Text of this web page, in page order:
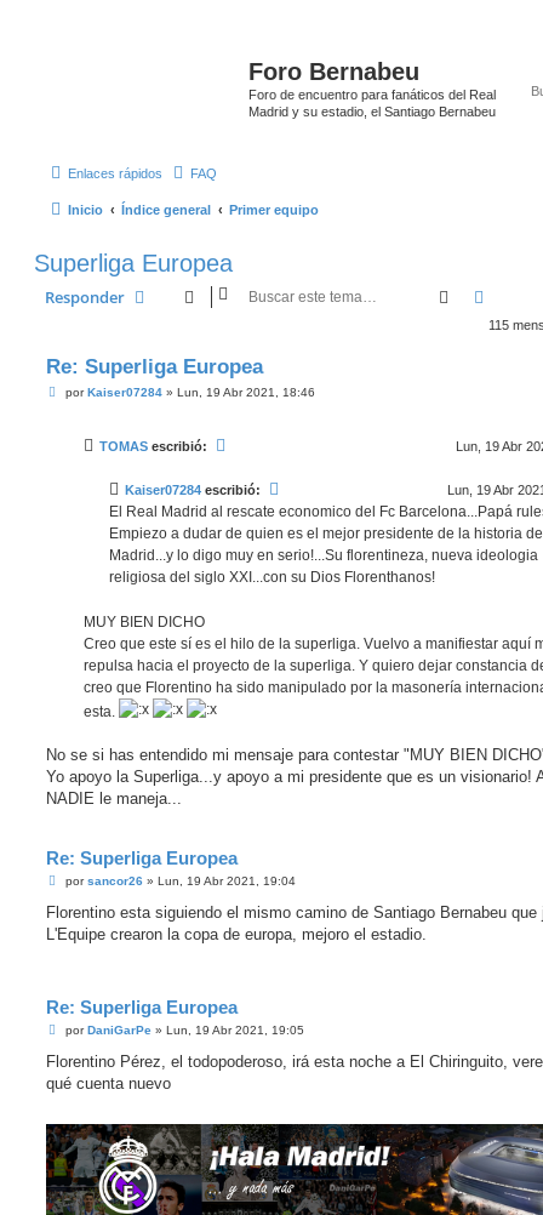
Foro Bernabeu
Foro de encuentro para fanáticos del Real
Madrid y su estadio, el Santiago Bernabeu
Enlaces rápidos FAQ
Inicio Índice general Primer equipo
Superliga Europea
Responder Buscar
115
Re: Superliga Europea
MporKaiser07284» Lun, 19 Abr 2021, 18:46
TOMAS escribió: Lun, 19 Abr
Kaiser07284 escribió: Lun, 19 Abr
El Real Madrid al rescate economico del Fc Barcelona...Papá
Empiezo a dudar de quien es el mejor presidente de la historia
Madrid...y lo digo muy en serio!...Su florentineza, nueva ideologia
religiosa del siglo XXI...con su Dios Florenthanos!
MUY BIEN DICHO
Creo que este sí es el hilo de la superliga. Vuelvo a manifiestar aquí
repulsa hacia el proyecto de la superliga. Y quiero dejar constancia
creo que Florentino ha sido manipulado por la masonería
esta.
No se si has entendido mi mensaje para contestar "MUY BIEN
Yo apoyo la Superliga...y apoyo a mi presidente que es un visionario!
NADIE le maneja...
Re: Superliga Europea
M
n
a
porsancor26» Lun, 19 Abr 2021, 19:04
Florentino esta siguiendo el mismo camino de Santiago Bernabeu que
L'Equipe crearon la copa de europa, mejoro el estadio.
Re: Superliga Europea
M
n
a
por DaniGarPe» Lun, 19 Abr 2021, 19:05
Florentino Pérez, el todopoderoso, irá esta noche a El Chiringuito,
qué cuenta nuevo